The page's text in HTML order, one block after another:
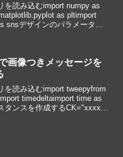
を読み込むimport numpy as
as pltimport
snsデザインのパラメータを
画像つきメッセージを
を読み込むimport tweepyfrom
timedeltaimport time as
タンスを作成するCK="xxxxx"